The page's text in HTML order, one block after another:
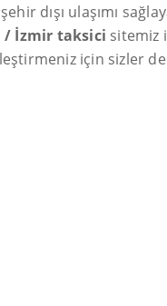
dışı ulaşımı
/ İzmir taksici sitemiz
için sizler de